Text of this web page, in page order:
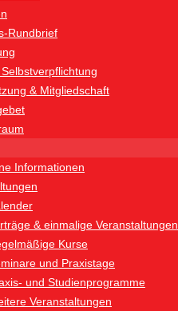
Rundbrief
& Mitgliedschaft
Informationen
& einmalige Veranstaltungen
Kurse
und Praxistage
und Studienprogramme
Veranstaltungen